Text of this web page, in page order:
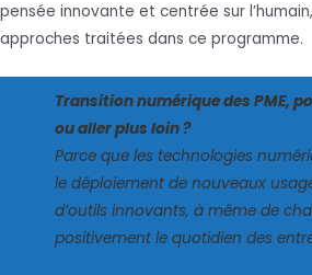
pensée innovante et centrée sur
approches traitées dans ce programme.
Transition numérique des PME,
ou aller plus loin ?
Parce que les technologies
le déploiement de nouveaux
d’outils innovants, à même de
positivement le quotidien des